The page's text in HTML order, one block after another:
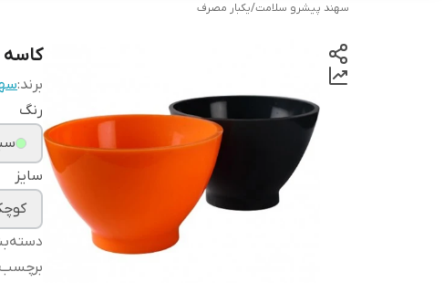
سهند پیشرو سلامت/یکبار مصرف
کاسه
برند:
رنگ
سایز